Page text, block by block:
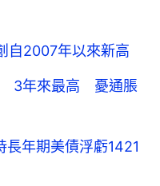
2007年以來新高
3年來最高 憂通脹
年期美債浮虧1421